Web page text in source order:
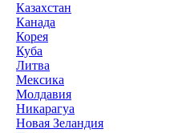
Казахстан
Канада
Корея
Куба
Литва
Мексика
Молдавия
Никарагуа
Новая Зеландия